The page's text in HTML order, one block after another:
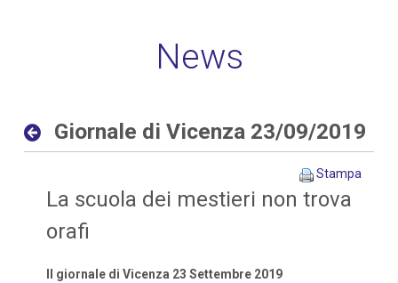
News
Giornale di Vicenza 23/09/2019
Stampa
La scuola dei mestieri non trova
orafi
Il giornale di Vicenza 23 Settembre 2019